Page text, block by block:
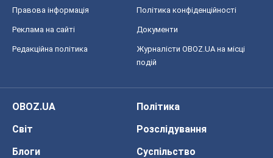
Правова інформація Політика конфіденційності
Реклама на сайті Документи
Редакційна політика
Журналісти OBOZ.UA на місці
подій
OBOZ.UA
Політика
Світ
Розслідування
Блоги
Суспільство